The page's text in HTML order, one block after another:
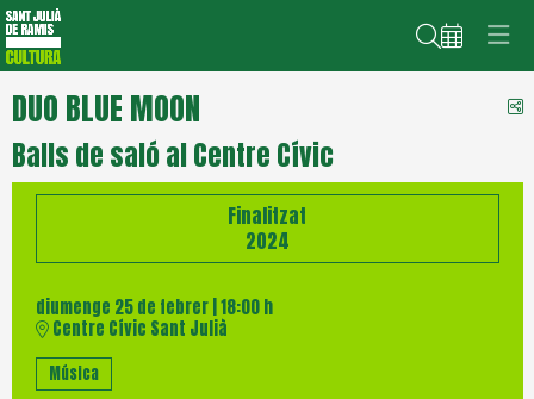
Cerca
DUO BLUE MOON
Balls de saló al Centre Cívic
Finalitzat
2024
diumenge 25 de febrer| 18:00 h
Centre Cívic Sant Julià
Música